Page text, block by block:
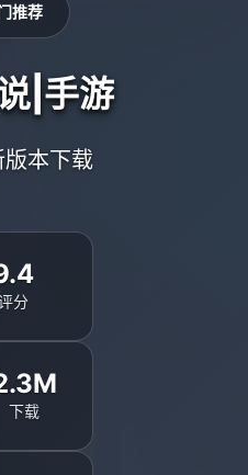
推荐
|手游
本下载
分
下载